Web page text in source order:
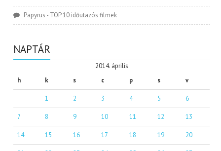
Papyrus - TOP 10 időutazós filmek
NAPTÁR
2014. április
h
k s c p s v
1 2 3 4 5 6
7 8 9 10 11 12 13
14 15 16 17 18 19 20